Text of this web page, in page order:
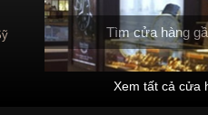
Tìm cửa hàng
Xem tất cả cửa